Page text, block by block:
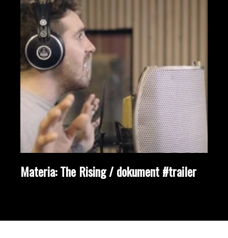
Materia: The Rising / dokument #trailer